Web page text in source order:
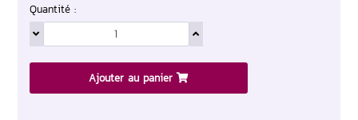
Quantité :
Ajouter au panier